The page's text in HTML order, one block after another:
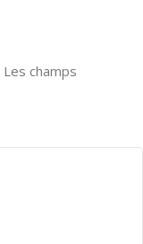
Les champs